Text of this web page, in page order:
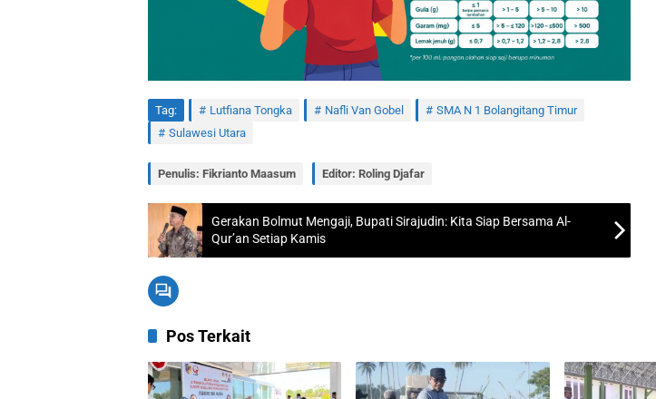
Tag: Lutfiana Tongka Nafli Van Gobel
SMA N 1 Bolangitang Timur
Sulawesi Utara
Penulis: Fikrianto Maasum Editor: Roling Djafar
Gerakan Bolmut Mengaji, Bupati Sirajudin: Kita Siap Bersama Al-
Qur’an Setiap Kamis
Pos Terkait